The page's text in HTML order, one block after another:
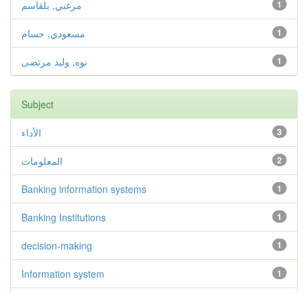
1 مرغني, بلقاسم
1 مسعودي, حسام
1 نوه, وليد مرتضى
Subject
3 الأداء
2 المعلومات
1
Banking information systems
1
Banking Institutions
1
decision-making
1
Information system